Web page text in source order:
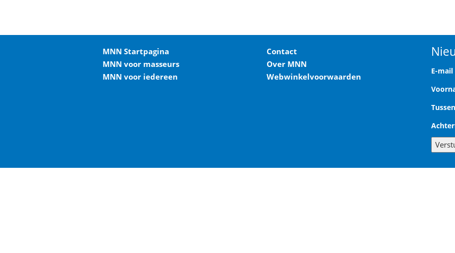
MNN Startpagina
MNN voor masseurs
MNN voor iedereen
Contact
Over MNN
Webwinkelvoorwaarden
E-mail